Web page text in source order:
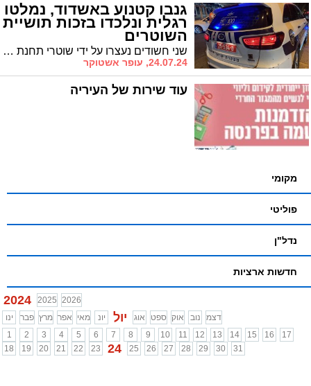
גנבו קטנוע באשדוד, נמלטו
רגלית ונלכדו בזכות תושיית
השוטרים
שני חשודים נעצרו על ידי שוטרי תחנת אשדוד לאחר שנצפו השבוע נוסעים על קטנוע גנוב בעיר. השניים הצליחו להימלט מהשוטרים במרדף שהתקיים אחריהם, אך נעצרו לאחר פעולות חקירה של תחנת אשדוד
24.07.24, עופר אשטוקר
עוד שירות של העיריה
מקומי
פוליטי
נדל"ן
חדשות ארציות
2024 2025 2026
ינו
פבר מרץ אפר מאי יונ יול אוג ספט אוק נוב
דצמ
1
2 3 4 5 6 7 8 9 10 11 12 13 14 15 16
17
18
19 20 21 22 23 24 25 26 27 28 29 30 31